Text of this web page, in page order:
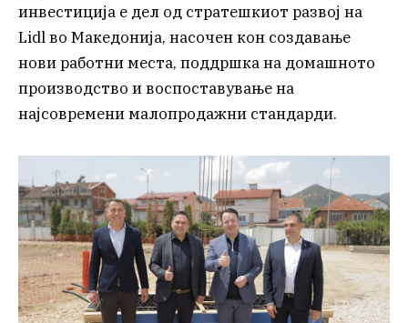
инвестиција е дел од стратешкиот развој на
Lidl во Македонија, насочен кон создавање
нови работни места, поддршка на домашното
производство и воспоставување на
најсовремени малопродажни стандарди.